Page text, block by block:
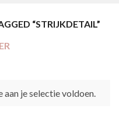
“STRIJKDETAIL”
aan je selectie voldoen.